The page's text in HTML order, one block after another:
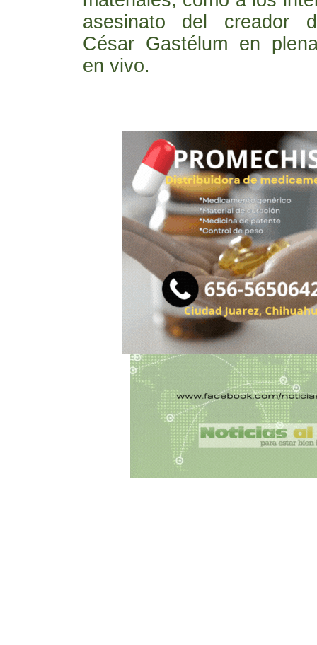
asesinato del creador
César Gastélum en
en vivo.